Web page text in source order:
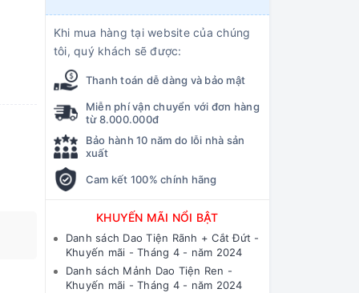
Khi mua hàng tại website của chúng
tôi, quý khách sẽ được:
Thanh toán dễ dàng và bảo mật
Miễn phí vận chuyển với đơn hàng
từ 8.000.000đ
Bảo hành 10 năm do lỗi nhà sản
xuất
Cam kết 100% chính hãng
KHUYẾN MÃI NỔI BẬT
Danh sách Dao Tiện Rãnh + Cắt Đứt -
Khuyến mãi - Tháng 4 - năm 2024
Danh sách Mảnh Dao Tiện Ren -
Khuyến mãi - Tháng 4 - năm 2024